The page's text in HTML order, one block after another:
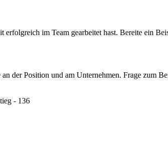
im Team gearbeitet hast. Bereite ein
der Position und am Unternehmen. Frage zum
- 136